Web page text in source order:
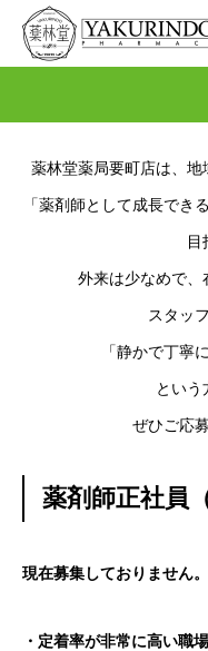
薬林堂薬局要町店は、地
「薬剤師として成長でき
目
外来は少なめで、
スタッ
「静かで丁寧
という
ぜひご応
薬剤師正社員
現在募集しておりません。
・定着率が非常に高い職場